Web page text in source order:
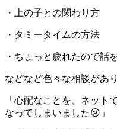
・上の子との関わり方
・タミータイムの方法
・ちょっと疲れたので話
などなど色々な相談があり
「心配なことを、ネット
なってしまいました😢」